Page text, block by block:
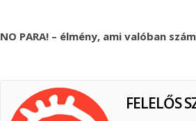
NO PARA! – élmény, ami valóban
FELELŐS